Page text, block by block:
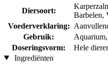
Diersoort:
Barbelen,
Voederverklaring:
Gebruik:
Doseringsvorm:
Hele
Ingrediënten